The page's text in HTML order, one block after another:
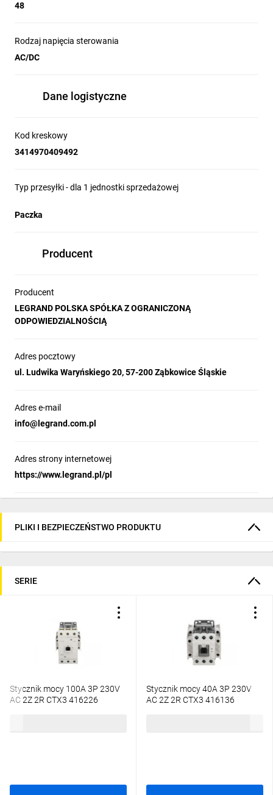
48
Rodzaj napięcia sterowania
AC/DC
Dane logistyczne
Kod kreskowy
3414970409492
Typ przesyłki - dla 1 jednostki sprzedażowej
Paczka
Producent
Producent
LEGRAND POLSKA SPÓŁKA Z OGRANICZONĄ
ODPOWIEDZIALNOŚCIĄ
Adres pocztowy
ul. Ludwika Waryńskiego 20, 57-200 Ząbkowice Śląskie
Adres e-mail
info@legrand.com.pl
Adres strony internetowej
https://www.legrand.pl/pl
PLIKI I BEZPIECZEŃSTWO PRODUKTU
SERIE
Stycznik mocy 100A 3P 230V
AC 2Z 2R CTX3 416226
Stycznik mocy 40A 3P 230V
AC 2Z 2R CTX3 416136